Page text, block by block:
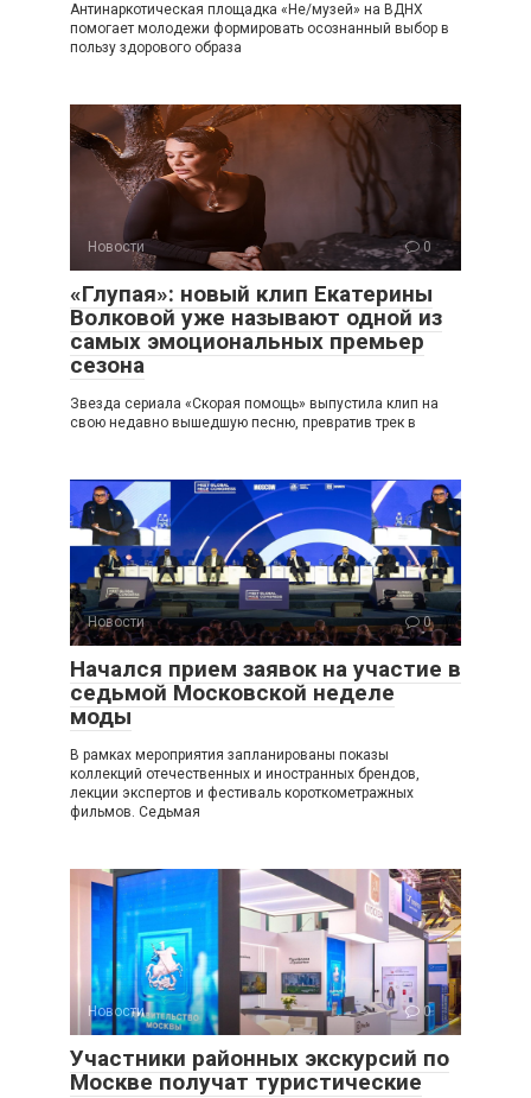
Антинаркотическая площадка «Не/музей» на ВДНХ
помогает молодежи формировать осознанный выбор в
пользу здорового образа
Новости 0
«Глупая»: новый клип Екатерины
Волковой уже называют одной из
самых эмоциональных премьер
сезона
Звезда сериала «Скорая помощь» выпустила клип на
свою недавно вышедшую песню, превратив трек в
Новости 0
Начался прием заявок на участие в
седьмой Московской неделе
моды
В рамках мероприятия запланированы показы
коллекций отечественных и иностранных брендов,
лекции экспертов и фестиваль короткометражных
фильмов. Седьмая
Новости 0
Участники районных экскурсий по
Москве получат туристические